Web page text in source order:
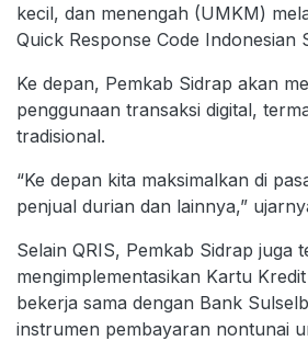
kecil, dan menengah (UMKM)
Quick Response Code Indonesian
Ke depan, Pemkab Sidrap akan
penggunaan transaksi digital,
tradisional.
“Ke depan kita maksimalkan di
penjual durian dan lainnya,”
Selain QRIS, Pemkab Sidrap juga
mengimplementasikan Kartu
bekerja sama dengan Bank
instrumen pembayaran nontunai